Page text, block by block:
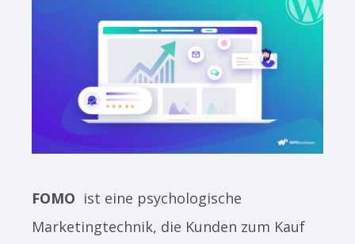
FOMO ist eine psychologische
Marketingtechnik, die Kunden zum Kauf